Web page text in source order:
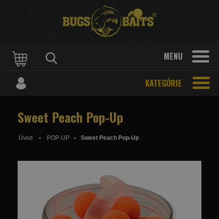
MENU
KATEGÓRIE
Sweet Peach Pop-Up
Úvod POP-UP Sweet Peach Pop-Up